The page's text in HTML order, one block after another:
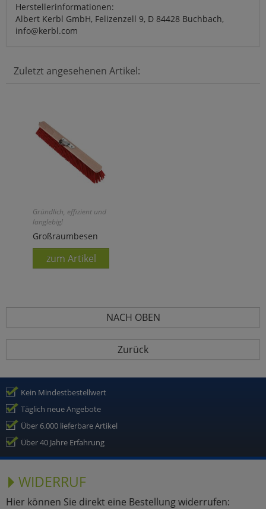
Herstellerinformationen:
Albert Kerbl GmbH, Felizenzell 9, D 84428 Buchbach,
info@kerbl.com
Zuletzt angesehenen Artikel:
Gründlich, effizient und
langlebig!
Großraumbesen
zum Artikel
NACH OBEN
Zurück
Kein Mindestbestellwert
Täglich neue Angebote
Über 6.000 lieferbare Artikel
Über 40 Jahre Erfahrung
WIDERRUF
Hier können Sie direkt eine Bestellung widerrufen: